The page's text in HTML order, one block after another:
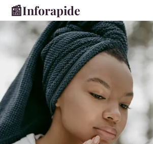
📰Inforapide